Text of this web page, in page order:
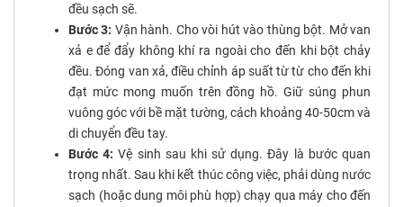
đều sạch sẽ.
Bước 3: Vận hành. Cho vòi hút vào thùng bột. Mở van
xả e để đẩy không khí ra ngoài cho đến khi bột chảy
đều. Đóng van xả, điều chỉnh áp suất từ từ cho đến khi
đạt mức mong muốn trên đồng hồ. Giữ súng phun
vuông góc với bề mặt tường, cách khoảng 40-50cm và
di chuyển đều tay.
Bước 4: Vệ sinh sau khi sử dụng. Đây là bước quan
trọng nhất. Sau khi kết thúc công việc, phải dùng nước
sạch (hoặc dung môi phù hợp) chạy qua máy cho đến